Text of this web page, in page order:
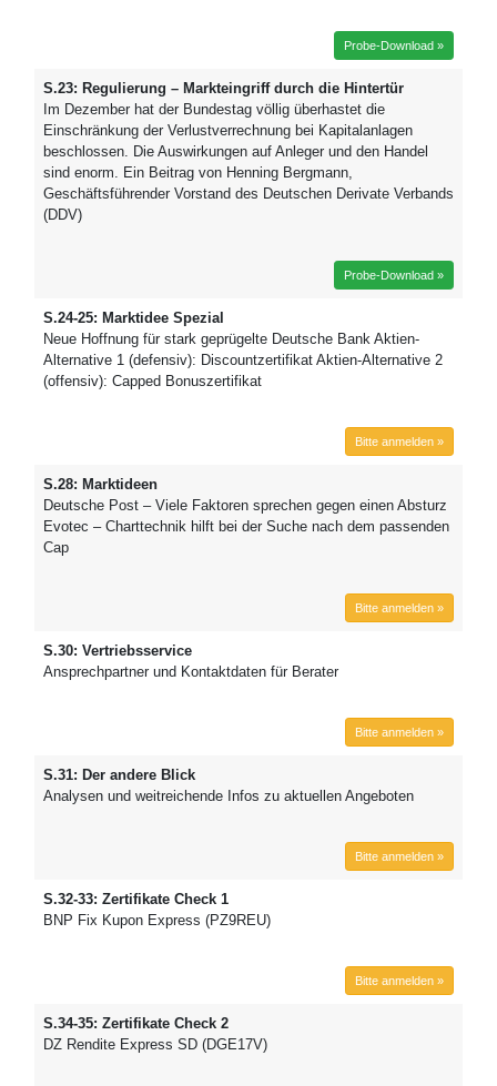
Probe-Download »
S.23: Regulierung – Markteingriff durch die Hintertür
Im Dezember hat der Bundestag völlig überhastet die
Einschränkung der Verlustverrechnung bei Kapitalanlagen
beschlossen. Die Auswirkungen auf Anleger und den Handel
sind enorm. Ein Beitrag von Henning Bergmann,
Geschäftsführender Vorstand des Deutschen Derivate Verbands
(DDV)
Probe-Download »
S.24-25: Marktidee Spezial
Neue Hoffnung für stark geprügelte Deutsche Bank Aktien-
Alternative 1 (defensiv): Discountzertifikat Aktien-Alternative 2
(offensiv): Capped Bonuszertifikat
Bitte anmelden »
S.28: Marktideen
Deutsche Post – Viele Faktoren sprechen gegen einen Absturz
Evotec – Charttechnik hilft bei der Suche nach dem passenden
Cap
Bitte anmelden »
S.30: Vertriebsservice
Ansprechpartner und Kontaktdaten für Berater
Bitte anmelden »
S.31: Der andere Blick
Analysen und weitreichende Infos zu aktuellen Angeboten
Bitte anmelden »
S.32-33: Zertifikate Check 1
BNP Fix Kupon Express (PZ9REU)
Bitte anmelden »
S.34-35: Zertifikate Check 2
DZ Rendite Express SD (DGE17V)